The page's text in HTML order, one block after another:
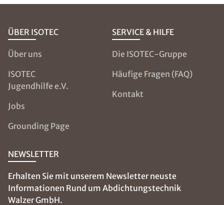
ÜBER ISOTEC
Über uns
ISOTEC
Jugendhilfe e.V.
Jobs
Grounding Page
SERVICE & HILFE
Die ISOTEC-Gruppe
Häufige Fragen (FAQ)
Kontakt
NEWSLETTER
Erhalten Sie mit unserem Newsletter neuste
Informationen Rund um Abdichtungstechnik
Walzer GmbH.